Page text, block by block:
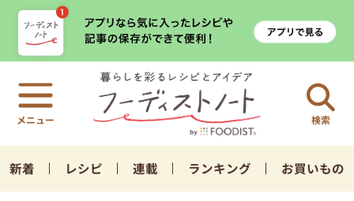
検索
新着 レシピ 連載 ランキング お買いもの